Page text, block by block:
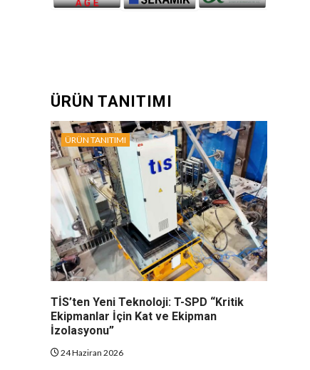
ÜRÜN TANITIMI
ÜRÜN TANITIMI
TİS’ten Yeni Teknoloji: T-SPD “Kritik
Ekipmanlar İçin Kat ve Ekipman
İzolasyonu”
24 Haziran 2026